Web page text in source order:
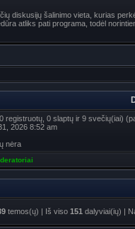
diskusijų šalinimo vieta, kurias
atliks pati programa, todėl
registruotų, 0 slaptų ir 9 svečių(iai)
2026 8:52 am
nėra
temos(ų) | Iš viso 151 dalyviai(ių) |